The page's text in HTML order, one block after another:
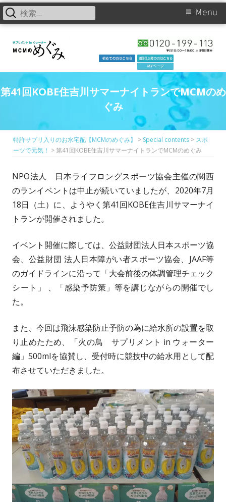
Primary
Menu
検
索:
第41回KOBE住吉川サマーナイトランでMCMのめ
ぐみ
特許サプリ入りのお水宅配【MCMのめぐみ】 > Special contents > スポ
ーツで元気！ >第41回KOBE住吉川サマーナイトランでMCMのめぐみ
NPO法人 日本ライフロングスポーツ協会主催の関西
のランイベントは中止が続いていましたが、2020年7月
18日（土）に、ようやく第41回KOBE住吉川サマーナイ
トランが開催されました。
イベント開催に際しては、公益財団法人日本スポーツ協
会、公益財団 法人日本障がい者スポーツ協会、JAAF等
のガイドラインに沿って「大会前後の体調管理チェック
シート」 、「感染予防策」等を講じながらの開催でし
た。
また、今回は飛沫感染防止予防の為に給水所の設置を取
り止めたため、「火の鳥 サプリメント in ウォーター
編」500mlを協賛し、受付時に競技中の給水用として配
布させていただきました。